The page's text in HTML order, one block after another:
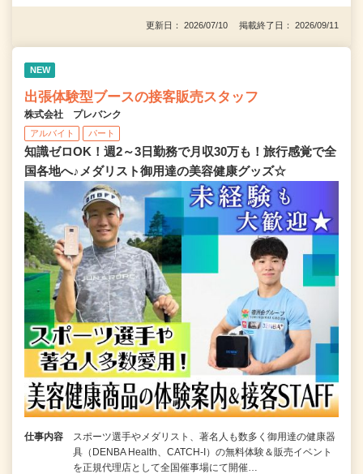
更新日： 2026/07/10 掲載終了日： 2026/09/11
NEW
出張体験型ブースの接客販売スタッフ
株式会社 プレバンク
アルバイト パート
知識ゼロOK！週2～3日勤務で月収30万も！旅行感覚で全
国各地へ♪メダリスト御用達の美容健康グッズ☆
仕事内容
スポーツ選手やメダリスト、著名人も数多く御用達の健康器
具（DENBA Health、CATCH-I）の無料体験＆販売イベント
を正規代理店として全国催事場にて開催…